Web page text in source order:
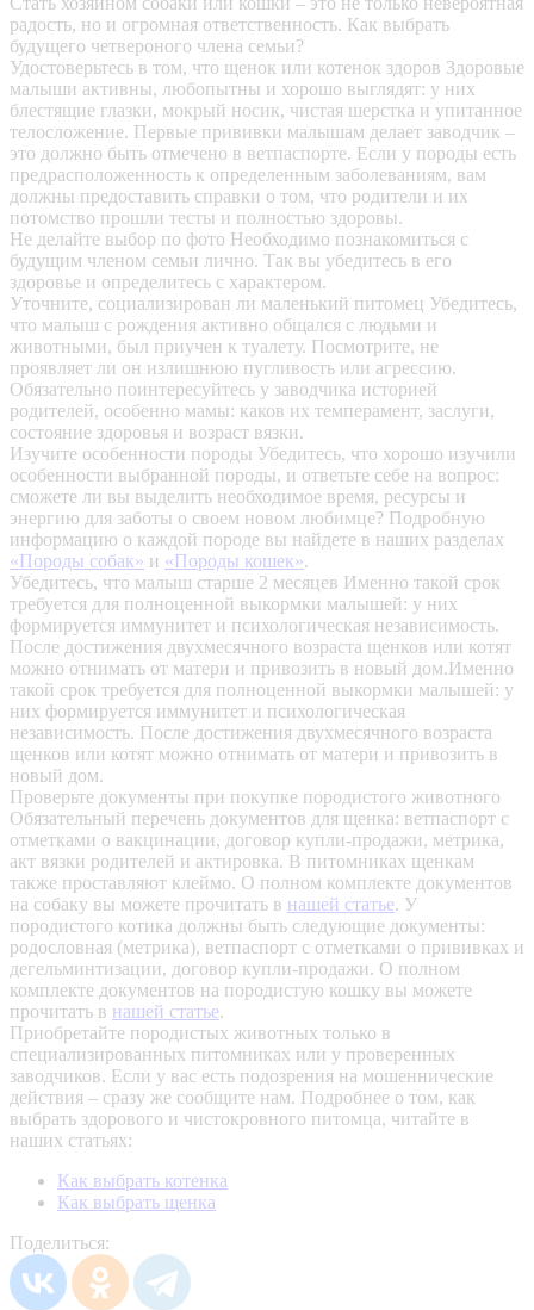
радость, но и огромная ответственность. Как выбрать
будущего четвероного члена семьи?
Удостоверьтесь в том, что щенок или котенок здоров Здоровые
малыши активны, любопытны и хорошо выглядят: у них
блестящие глазки, мокрый носик, чистая шерстка и упитанное
телосложение. Первые прививки малышам делает заводчик –
это должно быть отмечено в ветпаспорте. Если у породы есть
предрасположенность к определенным заболеваниям, вам
должны предоставить справки о том, что родители и их
потомство прошли тесты и полностью здоровы.
Не делайте выбор по фото Необходимо познакомиться с
будущим членом семьи лично. Так вы убедитесь в его
здоровье и определитесь с характером.
Уточните, социализирован ли маленький питомец Убедитесь,
что малыш с рождения активно общался с людьми и
животными, был приучен к туалету. Посмотрите, не
проявляет ли он излишнюю пугливость или агрессию.
Обязательно поинтересуйтесь у заводчика историей
родителей, особенно мамы: каков их темперамент, заслуги,
состояние здоровья и возраст вязки.
Изучите особенности породы Убедитесь, что хорошо изучили
особенности выбранной породы, и ответьте себе на вопрос:
сможете ли вы выделить необходимое время, ресурсы и
энергию для заботы о своем новом любимце? Подробную
информацию о каждой породе вы найдете в наших разделах
«Породы собак» и «Породы кошек».
Убедитесь, что малыш старше 2 месяцев Именно такой срок
требуется для полноценной выкормки малышей: у них
формируется иммунитет и психологическая независимость.
После достижения двухмесячного возраста щенков или котят
можно отнимать от матери и привозить в новый дом.Именно
такой срок требуется для полноценной выкормки малышей: у
них формируется иммунитет и психологическая
независимость. После достижения двухмесячного возраста
щенков или котят можно отнимать от матери и привозить в
новый дом.
Проверьте документы при покупке породистого животного
Обязательный перечень документов для щенка: ветпаспорт с
отметками о вакцинации, договор купли-продажи, метрика,
акт вязки родителей и актировка. В питомниках щенкам
также проставляют клеймо. О полном комплекте документов
на собаку вы можете прочитать в нашей статье. У
породистого котика должны быть следующие документы:
родословная (метрика), ветпаспорт с отметками о прививках и
дегельминтизации, договор купли-продажи. О полном
комплекте документов на породистую кошку вы можете
прочитать в нашей статье.
Приобретайте породистых животных только в
специализированных питомниках или у проверенных
заводчиков. Если у вас есть подозрения на мошеннические
действия – сразу же сообщите нам. Подробнее о том, как
выбрать здорового и чистокровного питомца, читайте в
наших статьях:
Как выбрать котенка
Как выбрать щенка
Поделиться: